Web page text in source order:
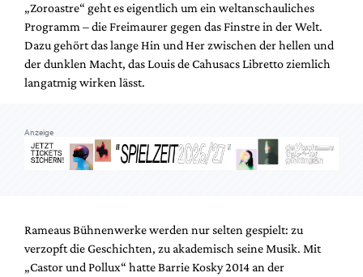
„Zoroastre“ geht es eigentlich um ein weltanschauliches
Programm – die Freimaurer gegen das Finstre in der Welt.
Dazu gehört das lange Hin und Her zwischen der hellen und
der dunklen Macht, das Louis de Cahusacs Libretto ziemlich
langatmig wirken lässt.
Anzeige
Rameaus Bühnenwerke werden nur selten gespielt: zu
verzopft die Geschichten, zu akademisch seine Musik. Mit
„Castor und Pollux“ hatte Barrie Kosky 2014 an der